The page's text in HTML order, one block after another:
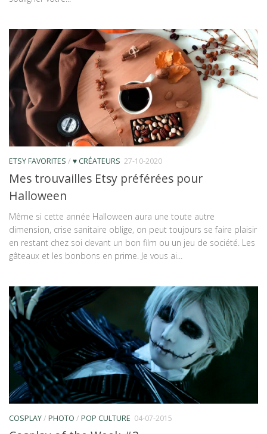
ETSY FAVORITES / ♥ CRÉATEURS 27-10-2020
Mes trouvailles Etsy préférées pour
Halloween
Même si cette année Halloween aura une toute autre
dimension, crise sanitaire oblige, on peut toujours se faire plaisir
en restant chez soi devant un bon film ou un jeu de société. Les
gâteaux et les bonbons en prime. Je vous ai...
COSPLAY/ PHOTO / POP CULTURE 04-07-2015